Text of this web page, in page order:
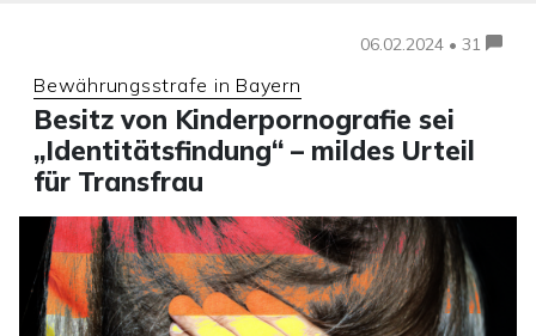
06.02.2024 • 31
Bewährungsstrafe in Bayern
Besitz von Kinderpornografie sei
„Identitätsfindung“ – mildes Urteil
für Transfrau